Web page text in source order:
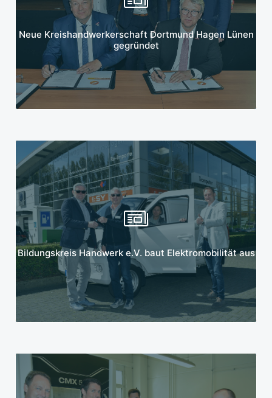
Neue Kreishandwerkerschaft Dortmund Hagen Lünen
gegründet
Mehr erfahren
Bildungskreis Handwerk e.V. baut Elektromobilität aus
Mehr erfahren